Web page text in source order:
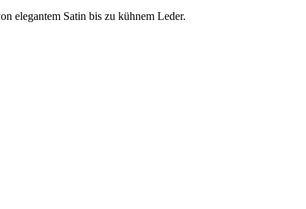
elegantem Satin bis zu kühnem Leder.